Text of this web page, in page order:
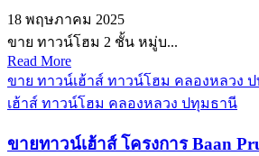
18 พฤษภาคม 2025
ขาย ทาวน์โฮม 2 ชั้น หมู่บ...
Read More
ขาย ทาวน์เฮ้าส์ ทาวน์โฮม คลองหลวง
เฮ้าส์ ทาวน์โฮม คลองหลวง ปทุมธานี
ขายทาวน์เฮ้าส์ โครงการ Baan